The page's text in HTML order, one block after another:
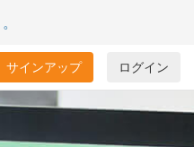
。
ログイン
サインアップ